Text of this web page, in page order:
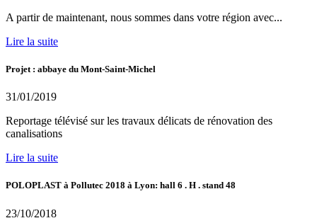
A partir de maintenant, nous sommes dans votre région avec...
Lire la suite
Projet : abbaye du Mont-Saint-Michel
31/01/2019
Reportage télévisé sur les travaux délicats de rénovation des
canalisations
Lire la suite
POLOPLAST à Pollutec 2018 à Lyon: hall 6 . H . stand 48
23/10/2018